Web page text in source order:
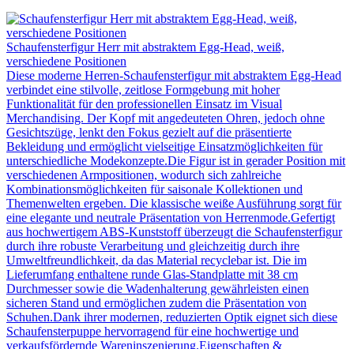
Schaufensterfigur Herr mit abstraktem Egg-Head, weiß,
verschiedene Positionen
Diese moderne Herren-Schaufensterfigur mit abstraktem Egg-Head
verbindet eine stilvolle, zeitlose Formgebung mit hoher
Funktionalität für den professionellen Einsatz im Visual
Merchandising. Der Kopf mit angedeuteten Ohren, jedoch ohne
Gesichtszüge, lenkt den Fokus gezielt auf die präsentierte
Bekleidung und ermöglicht vielseitige Einsatzmöglichkeiten für
unterschiedliche Modekonzepte.Die Figur ist in gerader Position mit
verschiedenen Armpositionen, wodurch sich zahlreiche
Kombinationsmöglichkeiten für saisonale Kollektionen und
Themenwelten ergeben. Die klassische weiße Ausführung sorgt für
eine elegante und neutrale Präsentation von Herrenmode.Gefertigt
aus hochwertigem ABS-Kunststoff überzeugt die Schaufensterfigur
durch ihre robuste Verarbeitung und gleichzeitig durch ihre
Umweltfreundlichkeit, da das Material recyclebar ist. Die im
Lieferumfang enthaltene runde Glas-Standplatte mit 38 cm
Durchmesser sowie die Wadenhalterung gewährleisten einen
sicheren Stand und ermöglichen zudem die Präsentation von
Schuhen.Dank ihrer modernen, reduzierten Optik eignet sich diese
Schaufensterpuppe hervorragend für eine hochwertige und
verkaufsfördernde Wareninszenierung.Eigenschaften &